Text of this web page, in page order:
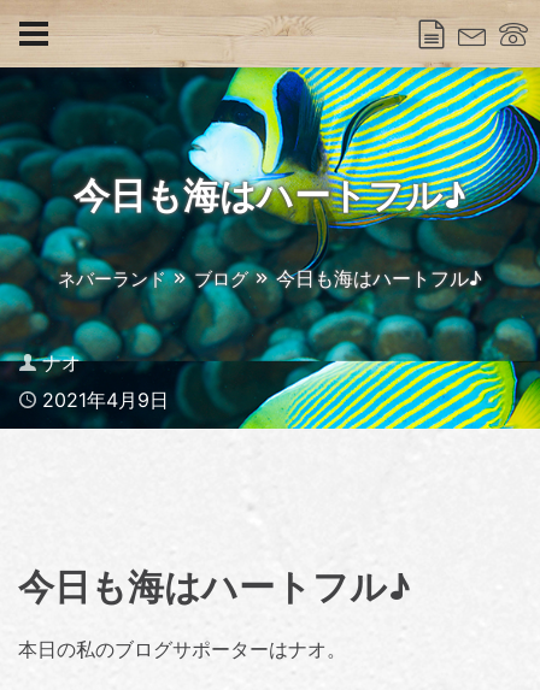
今日も海はハートフル♪
ネバーランド ブログ 今日も海はハートフル♪
Author
ナオ
Published
2021年4月9日
今日も海はハートフル♪
本日の私のブログサポーターはナオ。